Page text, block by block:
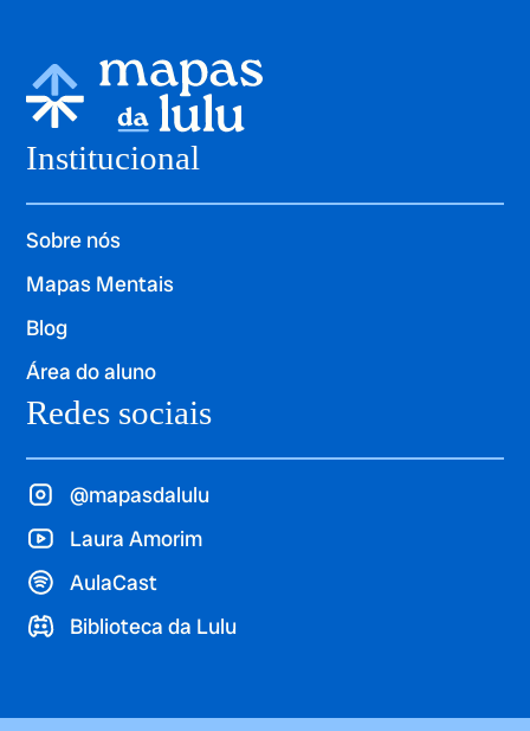
Institucional
Sobre nós
Mapas Mentais
Blog
Área do aluno
Redes sociais
@mapasdalulu
Laura Amorim
AulaCast
Biblioteca da Lulu